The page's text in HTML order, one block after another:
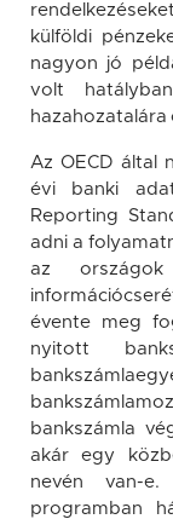
külföldi
nagyon jó
volt
hazahozatalára
Az OECD által
évi banki
Reporting
adni a
az
évente meg
nyitott
bankszámla
akár egy
nevén van-
programban